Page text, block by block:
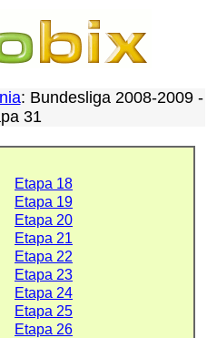
: Bundesliga 2008-2009 -
31
Etapa 18
Etapa 19
Etapa 20
Etapa 21
Etapa 22
Etapa 23
Etapa 24
Etapa 25
Etapa 26